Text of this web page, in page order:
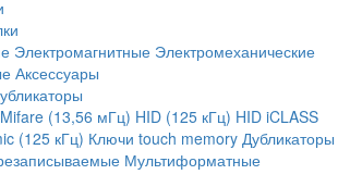
Электромагнитные Электромеханические
Аксессуары
Mifare (13,56 мГц) HID (125 кГц) HID iCLASS
(125 кГц) Ключи touch memory Дубликаторы
Мультиформатные